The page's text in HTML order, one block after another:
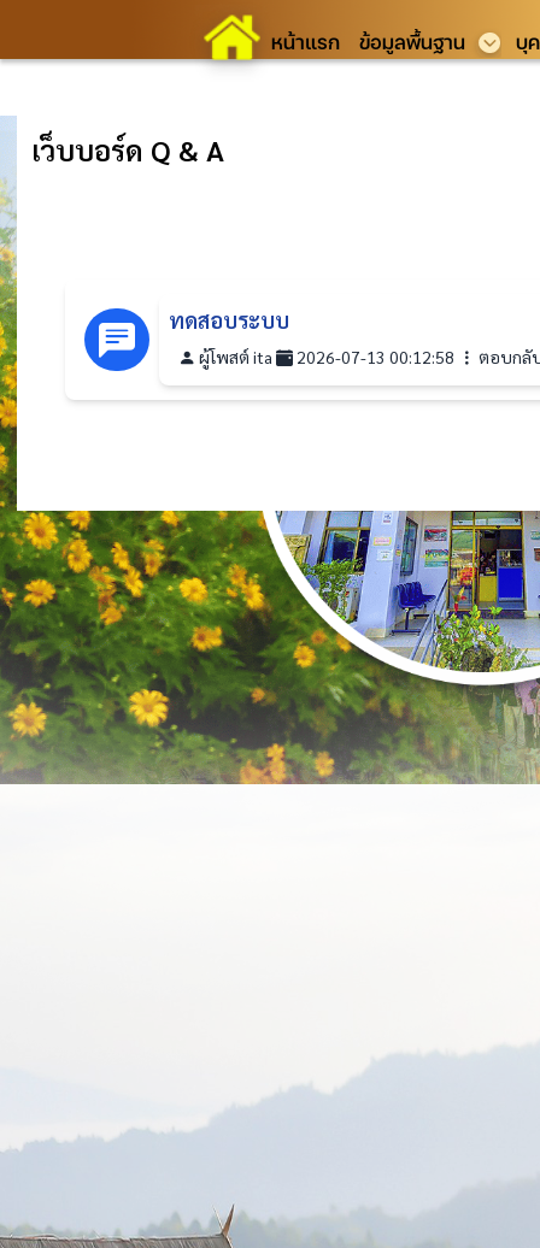
หน้าแรก ข้อมูลพื้นฐาน บุ
เว็บบอร์ด Q & A
ทดสอบระบบ
ผู้โพสต์ ita 2026-07-13 00:12:58 ตอบกลั